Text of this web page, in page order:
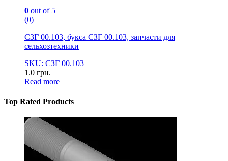
0 out of 5
(0)
СЗГ 00.103, букса СЗГ 00.103, запчасти для
сельхозтехники
SKU: СЗГ 00.103
1.0 грн.
Read more
Top Rated Products